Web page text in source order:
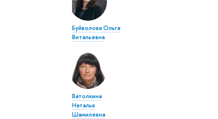
Буйволова Ольга
Витальевна
Ватолкина
Наталья
Шамилевна